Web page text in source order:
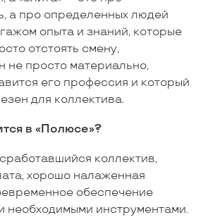
а про определенных людей
опыта и знаний, которые
отстоять смену,
не просто материально,
его профессия и который
для коллектива.
в «Полюсе»?
коллектив,
хорошо налаженная
обеспечение
необходимыми инструментами.